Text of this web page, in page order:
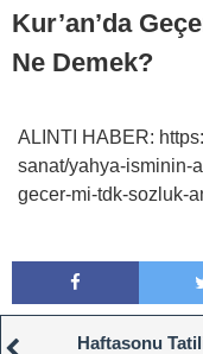
Kur’an’da
Ne Demek?
ALINTI HABER:
sanat/yahya-isminin-
gecer-mi-tdk-sozluk-
Haftasonu